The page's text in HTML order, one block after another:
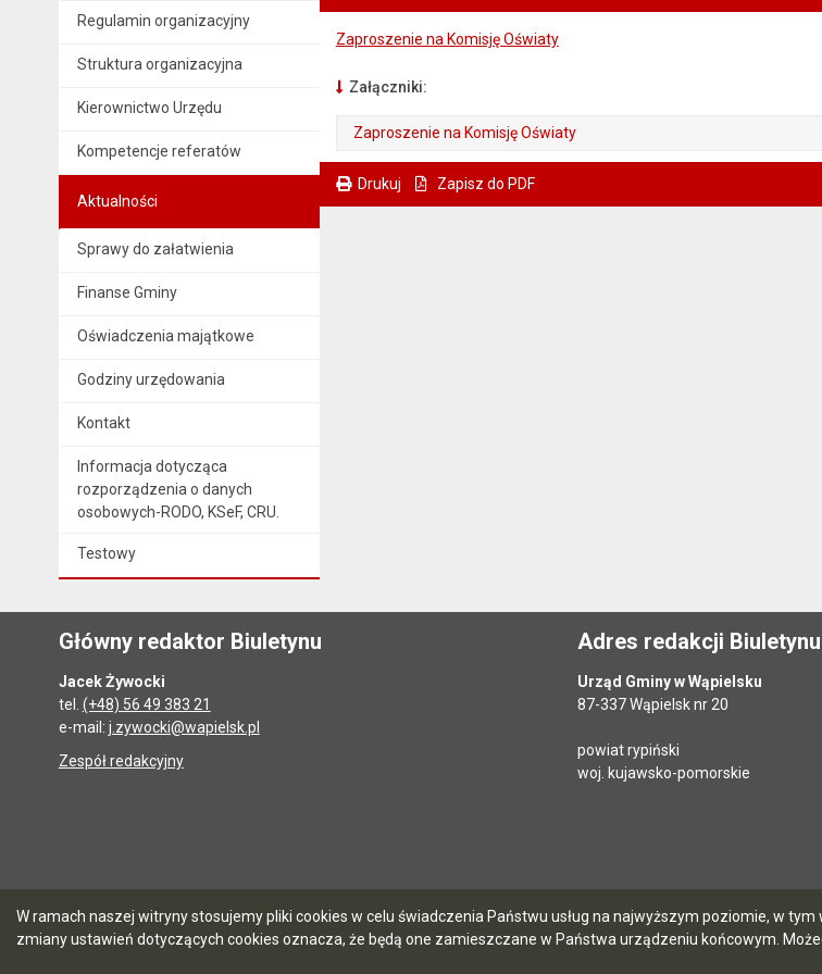
W ramach naszej witryny stosujemy pliki cookies w celu świadczenia Państwu usług na najwyższym poziomie, w
zmiany ustawień dotyczących cookies oznacza, że będą one zamieszczane w Państwa urządzeniu końcowym.
Regulamin organizacyjny
Struktura organizacyjna
Kierownictwo Urzędu
Kompetencje referatów
Aktualności
Sprawy do załatwienia
Finanse Gminy
Oświadczenia majątkowe
Godziny urzędowania
Kontakt
Informacja dotycząca
rozporządzenia o danych
osobowych-RODO, KSeF, CRU.
Testowy
Zaproszenie na Komisję Oświaty
Załączniki:
Zaproszenie na Komisję Oświaty
Drukuj Zapisz do PDF
Główny redaktor Biuletynu
Jacek Żywocki
tel. (+48) 56 49 383 21
e-mail: j.zywocki@wapielsk.pl
Zespół redakcyjny
Adres redakcji Biuletynu
Urząd Gminy w Wąpielsku
87-337 Wąpielsk nr 20
powiat rypiński
woj. kujawsko-pomorskie
5.7.0 [90]